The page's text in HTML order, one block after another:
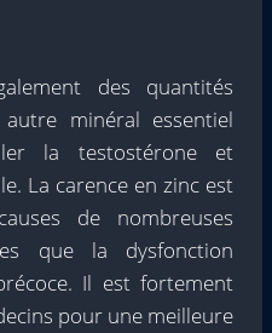
des quantités
minéral essentiel
la testostérone et
La carence en zinc est
de nombreuses
que la dysfonction
Il est fortement
pour une meilleure